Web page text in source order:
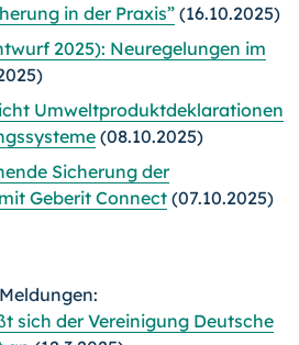
in der Praxis” (16.10.2025)
2025): Neuregelungen im
Umweltproduktdeklarationen
(08.10.2025)
Sicherung der
Geberit Connect (07.10.2025)
sich der Vereinigung Deutsche